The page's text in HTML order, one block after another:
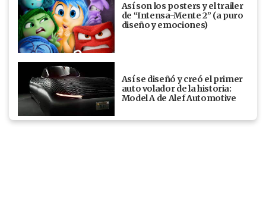
Así son los posters y el trailer
de “Intensa-Mente 2” (a puro
diseño y emociones)
Así se diseñó y creó el primer
auto volador de la historia:
Model A de Alef Automotive